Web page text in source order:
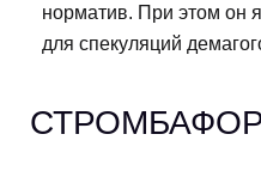
норматив. При этом он
для спекуляций